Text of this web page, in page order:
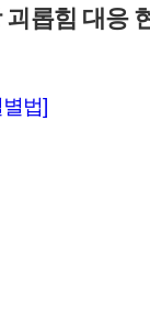
롭힘 대응
법]